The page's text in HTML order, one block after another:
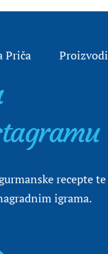
Priča Proizvodi
recepte te
igrama.